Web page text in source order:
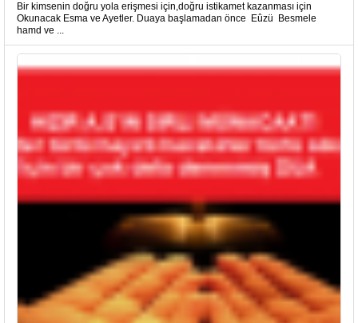
Bir kimsenin doğru yola erişmesi için,doğru istikamet kazanması için
Okunacak Esma ve Ayetler. Duaya başlamadan önce Eûzü Besmele
hamd ve ...